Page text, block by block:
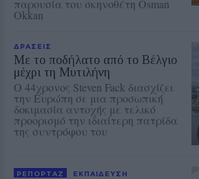
παρουσία του σκηνοθέτη Osman
Okkan
ΔΡΑΣΕΙΣ
Με το ποδήλατο από το Βέλγιο
μέχρι τη Μυτιλήνη
Ο 44χρονος Steven Fack διασχίζει
την Ευρώπη σε μια προσωπική
δοκιμασία αντοχής με τελικό
προορισμό την ιδιαίτερη πατρίδα
της συντρόφου του
ΡΕΠΟΡΤΑΖ ΕΚΠΑΙΔΕΥΣΗ